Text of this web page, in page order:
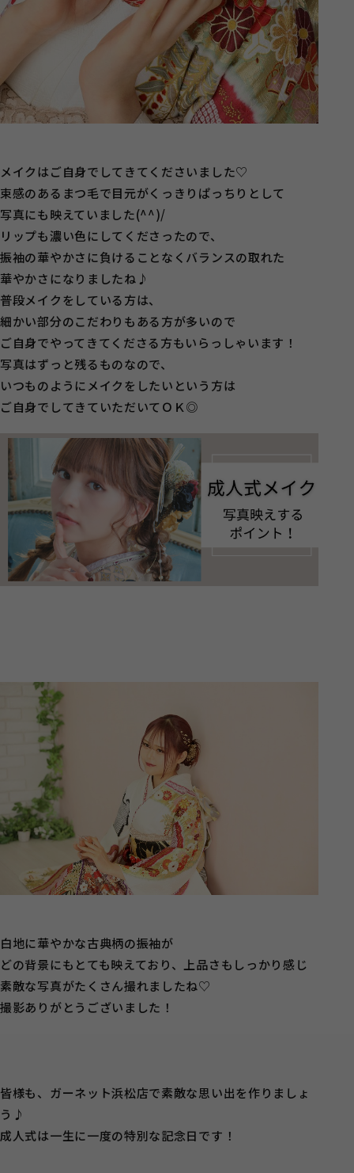
メイクはご自身でしてきてくださいました♡
束感のあるまつ毛で目元がくっきりぱっちりとして
写真にも映えていました(^^)/
リップも濃い色にしてくださったので、
振袖の華やかさに負けることなくバランスの取れた
華やかさになりましたね♪
普段メイクをしている方は、
細かい部分のこだわりもある方が多いので
ご自身でやってきてくださる方もいらっしゃいます！
写真はずっと残るものなので、
いつものようにメイクをしたいという方は
ご自身でしてきていただいてＯＫ◎
白地に華やかな古典柄の振袖が
どの背景にもとても映えており、上品さもしっかり感じ
素敵な写真がたくさん撮れましたね♡
撮影ありがとうございました！
皆様も、ガーネット浜松店で素敵な思い出を作りましょ
う♪
成人式は一生に一度の特別な記念日です！